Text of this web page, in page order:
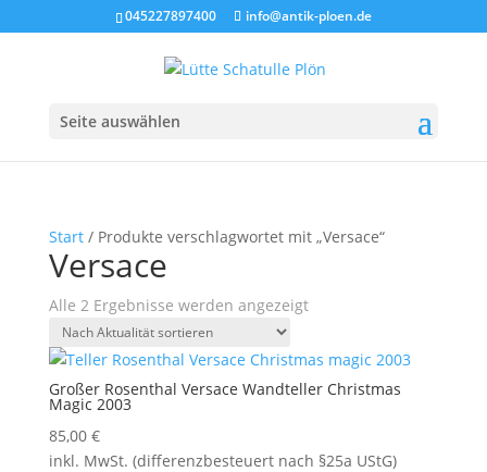
045227897400 info@antik-ploen.de
Seite auswählen
Start/ Produkte verschlagwortet mit „Versace“
Versace
Alle 2 Ergebnisse werden angezeigtNach
sortiert
Großer Rosenthal Versace Wandteller Christmas
Magic 2003
85,00 €
inkl. MwSt. (differenzbesteuert nach §25a UStG)